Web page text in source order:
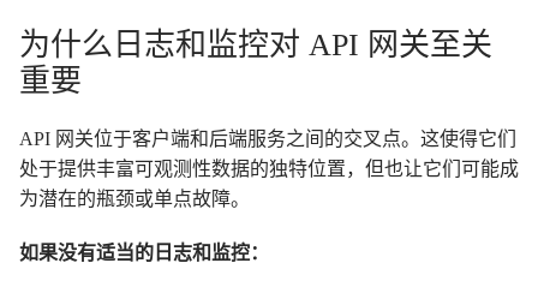
为什么日志和监控对 API 网关至关
重要
API 网关位于客户端和后端服务之间的交叉点。这使得它们
处于提供丰富可观测性数据的独特位置，但也让它们可能成
为潜在的瓶颈或单点故障。
如果没有适当的日志和监控：